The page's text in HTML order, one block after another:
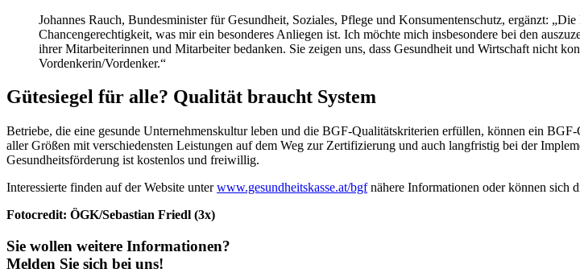
Johannes Rauch, Bundesminister für Gesundheit, Soziales, Pflege und Konsumentenschutz, ergänzt:
Chancengerechtigkeit, was mir ein besonderes Anliegen ist. Ich möchte mich insbesondere bei den
ihrer Mitarbeiterinnen und Mitarbeiter bedanken. Sie zeigen uns, dass Gesundheit und Wirtschaft nicht
Vordenkerin/Vordenker.“
Gütesiegel für alle? Qualität braucht System
Betriebe, die eine gesunde Unternehmenskultur leben und die BGF-Qualitätskriterien erfüllen, können ein
aller Größen mit verschiedensten Leistungen auf dem Weg zur Zertifizierung und auch langfristig bei der
Gesundheitsförderung ist kostenlos und freiwillig.
Interessierte finden auf der Website unterwww.gesundheitskasse.at/bgfnähere Informationen oder können sich
Fotocredit: ÖGK/Sebastian Friedl (3x)
Sie wollen weitere Informationen?
Melden Sie sich bei uns!